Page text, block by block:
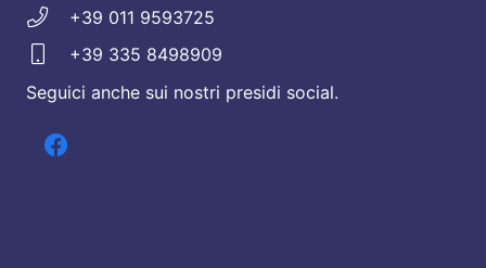
+39 011 9593725
+39 335 8498909
Seguici anche sui nostri presidi social.